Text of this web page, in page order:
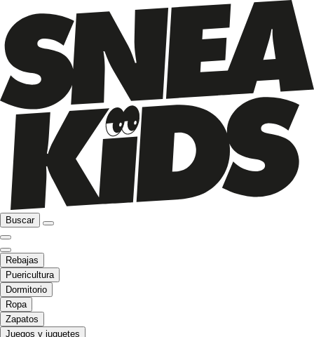
Buscar
Rebajas
Puericultura
Dormitorio
Ropa
Zapatos
Juegos y juguetes